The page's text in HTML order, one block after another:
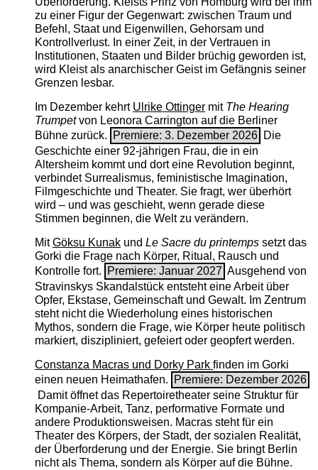
zu einer Figur der Gegenwart: zwischen Traum und
Befehl, Staat und Eigenwillen, Gehorsam und
Kontrollverlust. In einer Zeit, in der Vertrauen in
Institutionen, Staaten und Bilder brüchig geworden ist,
wird Kleist als anarchischer Geist im Gefängnis seiner
Grenzen lesbar.
Im Dezember kehrt Ulrike Ottingermit The ­Hearing
Trumpetvon Leonora Carrington auf die Berliner
Bühne zurück.
Premiere: 3. Dezember 2026 Die
Geschichte einer 92-jährigen Frau, die in ein
Altersheim kommt und dort eine Revolution beginnt,
verbindet Surrealismus, feministische Imagination,
Filmgeschichte und Theater. Sie fragt, wer überhört
wird – und was geschieht, wenn gerade diese
Stimmen beginnen, die Welt zu verändern.
MitGöksu Kunakund Le Sacre du printempssetzt das
Gorki die Frage nach Körper, Ritual, Rausch und
Kontrolle fort.
Premiere: Januar 2027 Ausgehend von
Stravinskys Skandalstück entsteht eine Arbeit über
Opfer, Ekstase, Gemeinschaft und Gewalt. Im Zentrum
steht nicht die Wiederholung eines historischen
Mythos, sondern die Frage, wie Körper heute politisch
markiert, diszipliniert, gefeiert oder geopfert werden.
Constanza Macras und Dorky Park finden im Gorki
einen neuen Heimathafen.
Premiere: Dezember 2026
Damit öffnet das Repertoiretheater seine Struktur für
Kompanie-Arbeit, Tanz, performative Formate und
andere Produktionsweisen. Macras steht für ein
Theater des Körpers, der Stadt, der sozialen Realität,
der Überforderung und der Energie. Sie bringt Berlin
nicht als Thema, sondern als Körper auf die Bühne.